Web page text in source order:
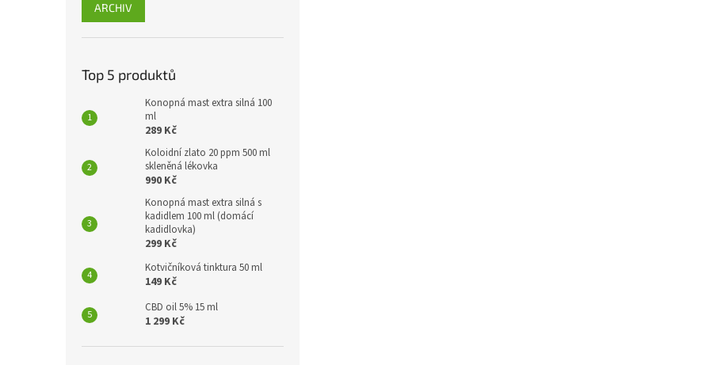
ARCHIV
Top 5 produktů
Konopná mast extra silná 100
ml
289 Kč
Koloidní zlato 20 ppm 500 ml
skleněná lékovka
990 Kč
Konopná mast extra silná s
kadidlem 100 ml (domácí
kadidlovka)
299 Kč
Kotvičníková tinktura 50 ml
149 Kč
CBD oil 5% 15 ml
1 299 Kč